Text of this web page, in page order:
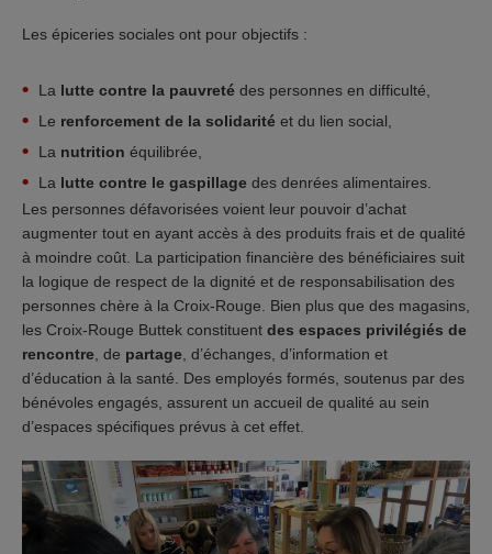
Les épiceries sociales ont pour objectifs :
La lutte contre la pauvreté des personnes en difficulté,
Le renforcement de la solidarité et du lien social,
La nutrition équilibrée,
La lutte contre le gaspillage des denrées alimentaires.
Les personnes défavorisées voient leur pouvoir d’achat
augmenter tout en ayant accès à des produits frais et de qualité
à moindre coût. La participation financière des bénéficiaires suit
la logique de respect de la dignité et de responsabilisation des
personnes chère à la Croix-Rouge. Bien plus que des magasins,
les Croix-Rouge Buttek constituent des espaces privilégiés de
rencontre , de partage , d’échanges, d’information et
d’éducation à la santé. Des employés formés, soutenus par des
bénévoles engagés, assurent un accueil de qualité au sein
d’espaces spécifiques prévus à cet effet.